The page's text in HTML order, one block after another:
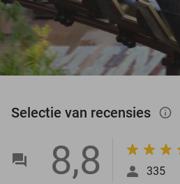
Selectie van recensies info_outlined
8,8 335